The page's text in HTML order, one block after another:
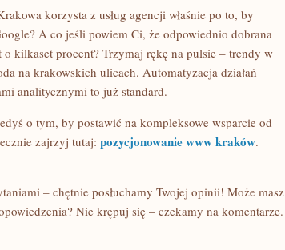
korzysta z usług agencji właśnie po to, by
A co jeśli powiem Ci, że odpowiednio dobrana
kilkaset procent? Trzymaj rękę na pulsie – trendy w
na krakowskich ulicach. Automatyzacja działań
analitycznymi to już standard.
o tym, by postawić na kompleksowe wsparcie od
zajrzyj tutaj: pozycjonowanie www kraków.
– chętnie posłuchamy Twojej opinii! Może masz
Nie krępuj się – czekamy na komentarze.